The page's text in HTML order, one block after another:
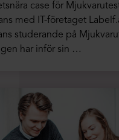
case för
med IT-företaget
studerande på
har inför sin …